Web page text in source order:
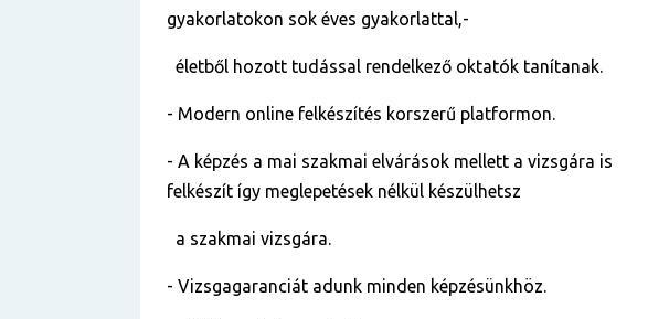
gyakorlatokon sok éves gyakorlattal,-
életből hozott tudással rendelkező oktatók tanítanak.
- Modern online felkészítés korszerű platformon.
- A képzés a mai szakmai elvárások mellett a vizsgára is
felkészít így meglepetések nélkül készülhetsz
a szakmai vizsgára.
- Vizsgagaranciát adunk minden képzésünkhöz.